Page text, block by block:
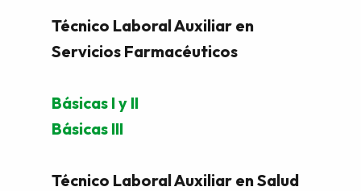
Técnico Laboral Auxiliar en
Servicios Farmacéuticos
Básicas I y II
Básicas III
Técnico Laboral Auxiliar en Salud